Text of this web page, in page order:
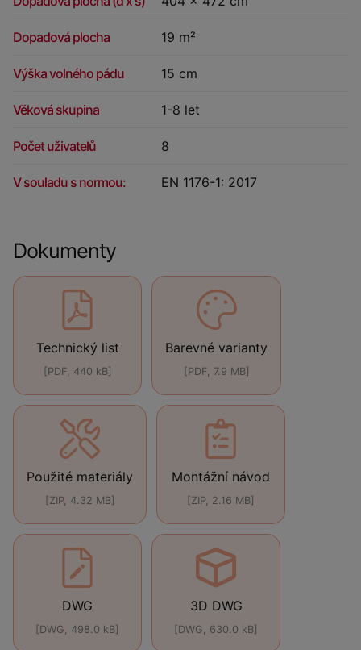
Dopadová plocha 19 m²
Výška volného pádu 15 cm
Věková skupina 1-8 let
Počet uživatelů 8
V souladu s normou: EN 1176-1: 2017
Dokumenty
Technický list
[PDF, 440 kB]
Barevné varianty
[PDF, 7.9 MB]
Použité materiály
[ZIP, 4.32 MB]
Montážní návod
[ZIP, 2.16 MB]
DWG
[DWG, 498.0 kB]
3D DWG
[DWG, 630.0 kB]